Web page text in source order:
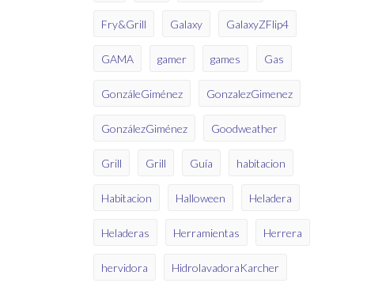
Fry&Grill Galaxy GalaxyZFlip4
GAMA gamer games Gas
GonzáleGiménez GonzalezGimenez
GonzálezGiménez Goodweather
Grill Grill Guía habitacion
Habitacion Halloween Heladera
Heladeras Herramientas Herrera
hervidora HidrolavadoraKarcher